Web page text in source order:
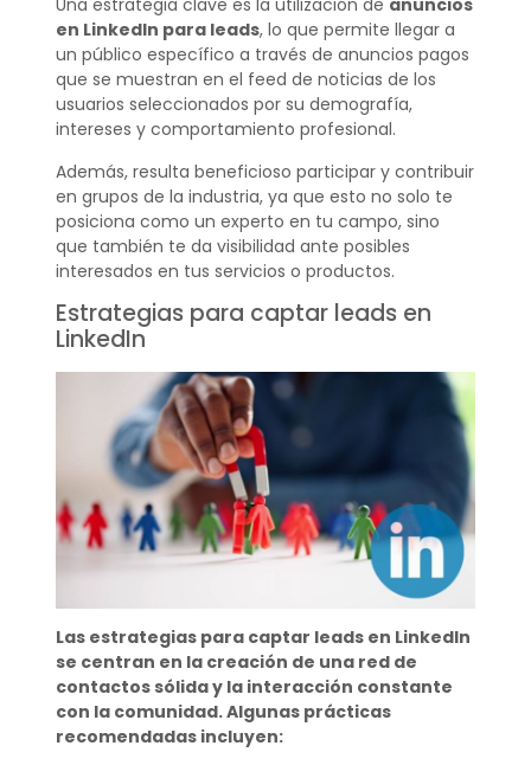
Una estrategia clave es la utilización de anuncios
en LinkedIn para leads, lo que permite llegar a
un público específico a través de anuncios pagos
que se muestran en el feed de noticias de los
usuarios seleccionados por su demografía,
intereses y comportamiento profesional.
Además, resulta beneficioso participar y contribuir
en grupos de la industria, ya que esto no solo te
posiciona como un experto en tu campo, sino
que también te da visibilidad ante posibles
interesados en tus servicios o productos.
Estrategias para captar leads en
LinkedIn
Las estrategias para captar leads en LinkedIn
se centran en la creación de una red de
contactos sólida y la interacción constante
con la comunidad. Algunas prácticas
recomendadas incluyen: